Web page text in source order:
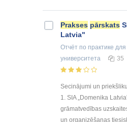
Prakses pārskats
Latvia"
Отчёт по практике для
университета
35
Secinājumi un
1. SIA „Domenika
grāmatvedības
un organizēšanas